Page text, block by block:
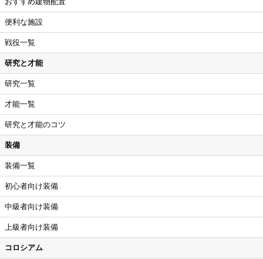
便利な施設
戦役一覧
研究と才能
研究一覧
才能一覧
研究と才能のコツ
装備
装備一覧
初心者向け装備
中級者向け装備
上級者向け装備
コロシアム